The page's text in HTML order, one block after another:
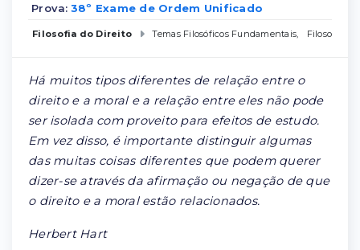
Prova: 38º Exame de Ordem Unificado
Filosofia do Direito Temas Filosóficos Fundamentais, Filosofia
Há muitos tipos diferentes de relação entre o
direito e a moral e a relação entre eles não pode
ser isolada com proveito para efeitos de estudo.
Em vez disso, é importante distinguir algumas
das muitas coisas diferentes que podem querer
dizer-se através da afirmação ou negação de que
o direito e a moral estão relacionados.
Herbert Hart